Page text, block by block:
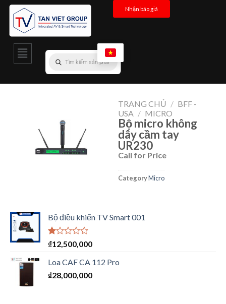
Nhận báo giá
TRANG CHỦ / BFF -
USA / MICRO
Bộ micro không
dây cầm tay
UR230
Call for Price
CategoryMicro
Bộ điều khiển TV Smart 001
Được
hạng
1.00
5
₫12,500,000
Loa CAF CA 112 Pro
₫28,000,000